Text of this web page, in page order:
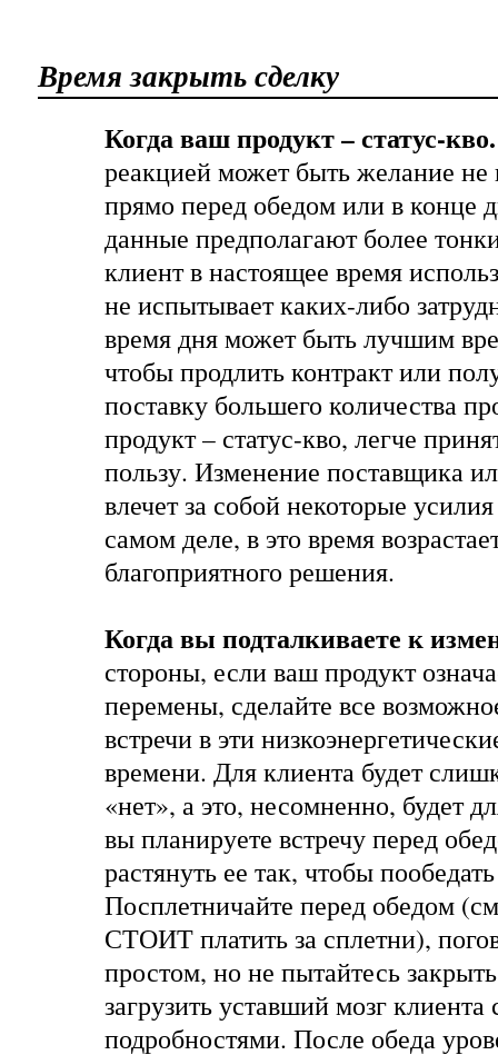
Время закрыть сделку
Когда ваш продукт – статус-кво.
реакцией может быть желание не
прямо перед обедом или в конце
данные предполагают более
клиент в настоящее время
не испытывает каких-либо
время дня может быть лучшим
чтобы продлить контракт или
поставку большего количества
продукт – статус-кво, легче
пользу. Изменение поставщика
влечет за собой некоторые
самом деле, в это время
благоприятного решения.
Когда вы подталкиваете к
стороны, если ваш продукт
перемены, сделайте все
встречи в эти
времени. Для клиента будет
«нет», а это, несомненно, будет
вы планируете встречу перед
растянуть ее так, чтобы
Посплетничайте перед обедом
СТОИТ платить за сплетни),
простом, но не пытайтесь
загрузить уставший мозг
подробностями. После обеда